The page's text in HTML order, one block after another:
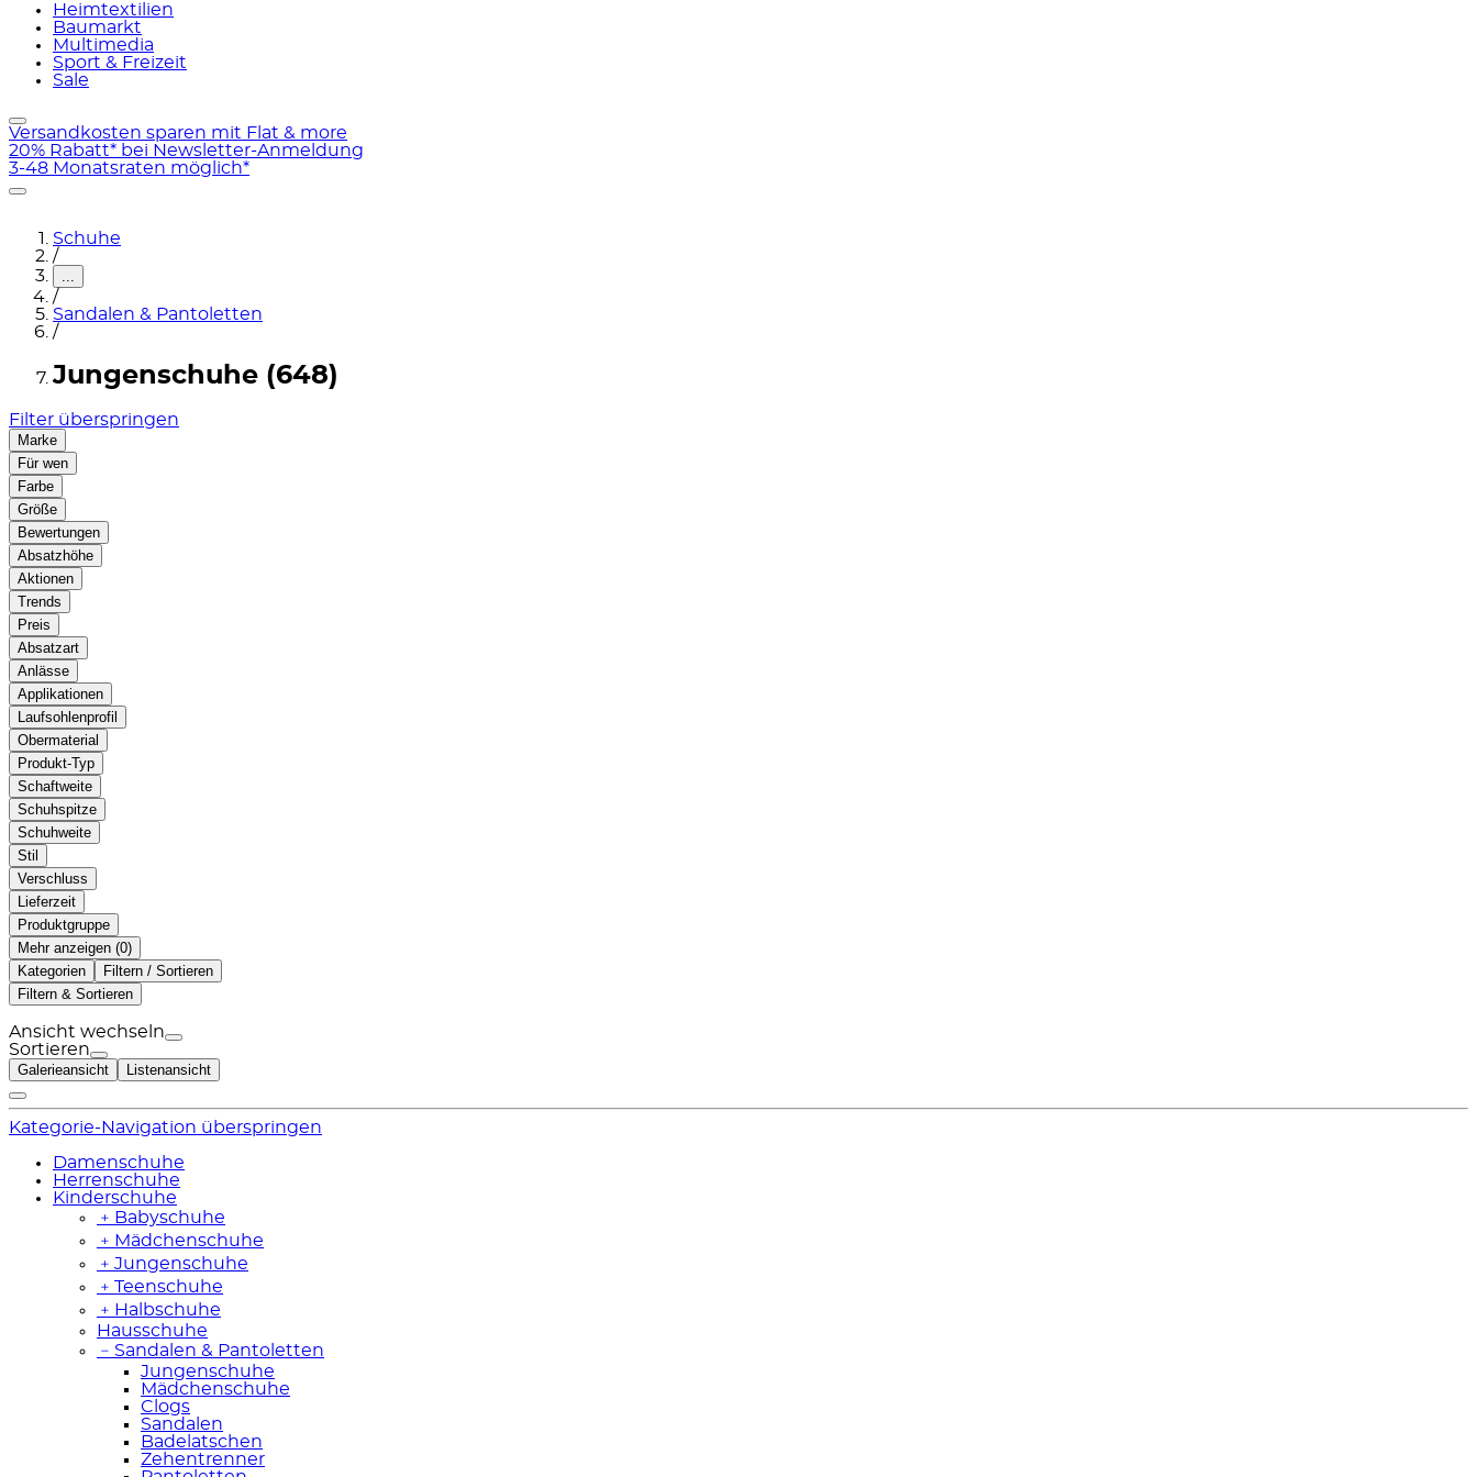
Heimtextilien
Baumarkt
Multimedia
Sport & Freizeit
Sale
Versandkosten sparen mit Flat & more
20% Rabatt* bei Newsletter-Anmeldung
3-48 Monatsraten möglich*
Schuhe
/
...
/
Sandalen & Pantoletten
/
Jungenschuhe (648)
Filter überspringen
Marke
Für wen
Farbe
Größe
Bewertungen
Absatzhöhe
Aktionen
Trends
Preis
Absatzart
Anlässe
Applikationen
Laufsohlenprofil
Obermaterial
Produkt-Typ
Schaftweite
Schuhspitze
Schuhweite
Stil
Verschluss
Lieferzeit
Produktgruppe
Mehr anzeigen ( )
Kategorien
Filtern / Sortieren
Filtern & Sortieren
Ansicht wechseln
Sortieren
Galerieansicht Listenansicht
Kategorie-Navigation überspringen
Damenschuhe
Herrenschuhe
Kinderschuhe
﹢ Babyschuhe
﹢ Mädchenschuhe
﹢ Jungenschuhe
﹢ Teenschuhe
﹢ Halbschuhe
Hausschuhe
﹣ Sandalen & Pantoletten
Jungenschuhe
Mädchenschuhe
Clogs
Sandalen
Badelatschen
Zehentrenner